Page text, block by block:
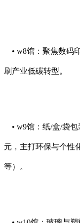
• w8馆：聚焦数码
刷产业低碳转型。
• w9馆：纸/盒/袋包
元，主打环保与个性
等）。